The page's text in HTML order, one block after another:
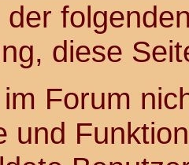
diese
Forum
und